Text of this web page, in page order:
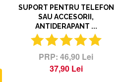
SUPORT PENTRU TELEFON
SAU ACCESORII,
ANTIDERAPANT ...
46,90 Lei
37,90 Lei